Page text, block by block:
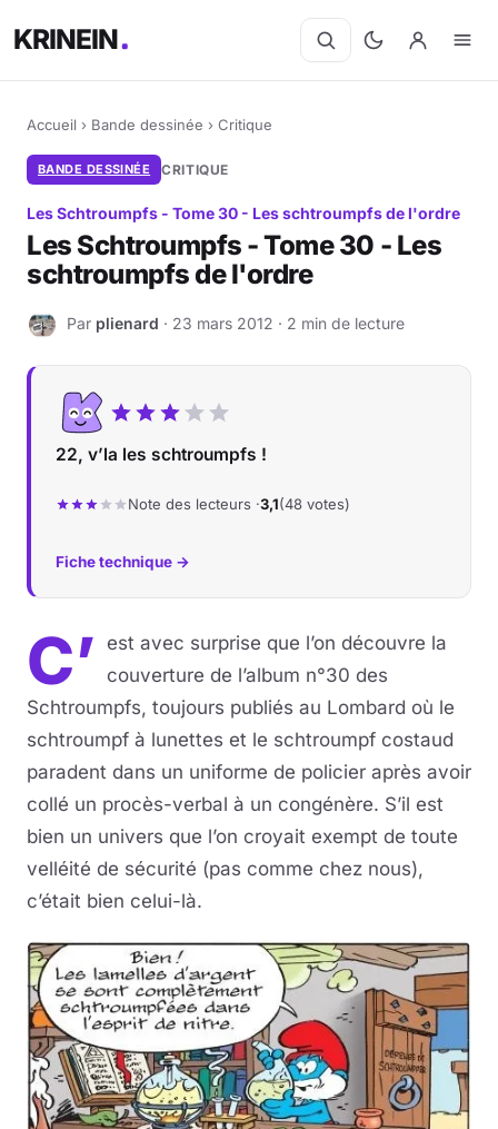
KRINEIN
Accueil › Bande dessinée › Critique
BANDE DESSINÉE CRITIQUE
Les Schtroumpfs - Tome 30 - Les schtroumpfs de l'ordre
Les Schtroumpfs - Tome 30 - Les
schtroumpfs de l'ordre
P Par plienard · 23 mars 2012 · 2 min de lecture
22, v’la les schtroumpfs !
Note des lecteurs ·3,1(48 votes)
Fiche technique →
C’
est avec surprise que l’on découvre la
couverture de l’album n°30 des
Schtroumpfs, toujours publiés au Lombard où le
schtroumpf à lunettes et le schtroumpf costaud
paradent dans un uniforme de policier après avoir
collé un procès-verbal à un congénère. S’il est
bien un univers que l’on croyait exempt de toute
velléité de sécurité (pas comme chez nous),
c’était bien celui-là.